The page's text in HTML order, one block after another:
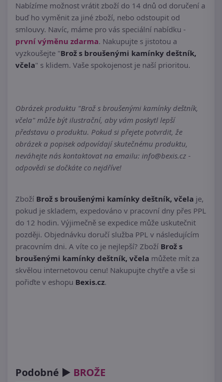
Nabízíme možnost vrátit zboží do 14 dnů od doručení a
buď ho vyměnit za jiné zboží, nebo odstoupit od
smlouvy. Navíc, máme pro vás speciální nabídku -
první výměnu zdarma. Nakupujte s jistotou a
vyzkoušejte "Brož s broušenými kamínky deštník,
včela" s klidem. Vaše spokojenost je naší prioritou.
Obrázek produktu "Brož s broušenými kamínky deštník,
včela" může být ilustrační, aby vám poskytl lepší
představu o produktu. Pokud si přejete potvrdit, že
obrázek a popisek odpovídají skutečnému produktu,
neváhejte nás kontaktovat na emailu: info@bexis.cz -
odpovědi se dočkáte co nejdříve!
Zboží Brož s broušenými kamínky deštník, včela je,
pokud je skladem, expedováno v pracovní dny přes PPL
do 12 hodin. Výjimečně se expedice může uskutečnit
později. Objednávku doručí služba PPL v následujícím
pracovním dni. A víte co je nejlepší? Zboží Brož s
broušenými kamínky deštník, včela můžete mít za
skvělou internetovou cenu! Nakupujte chytře a vše si
pořiďte v eshopu Bexis.cz.
Podobné ► BROŽE